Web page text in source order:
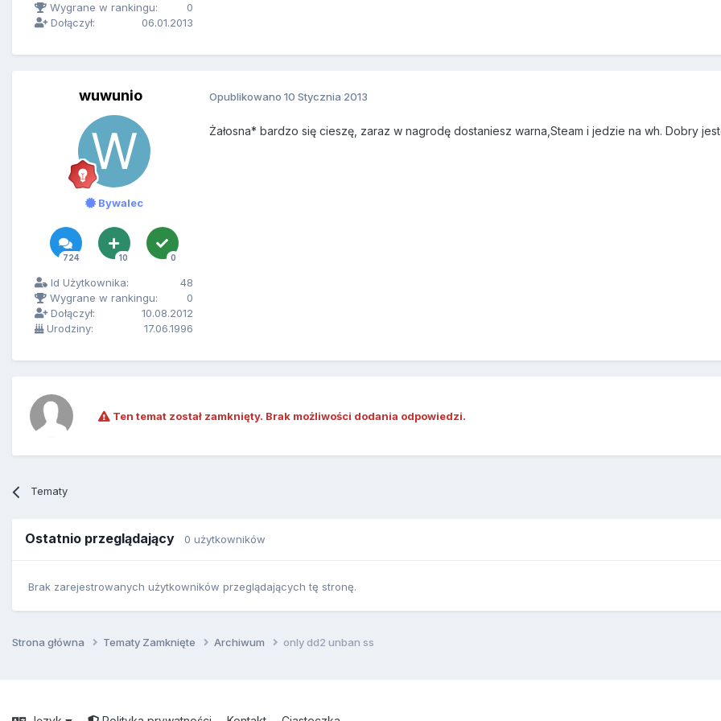
Wygrane w rankingu:
0
Dołączył:
06.01.2013
wuwunio
Bywalec
724 10 0
Id Użytkownika:
48
Wygrane w rankingu:
0
Dołączył:
10.08.2012
Urodziny:
17.06.1996
Opublikowano 10 Stycznia 2013
Żałosna* bardzo się cieszę, zaraz w nagrodę dostaniesz warna,Steam i jedzie na wh. Dobry
Ten temat został zamknięty. Brak możliwości dodania odpowiedzi.
Tematy
Ostatnio przeglądający 0 użytkowników
Brak zarejestrowanych użytkowników przeglądających tę stronę.
Strona główna Tematy Zamknięte Archiwum only dd2 unban ss